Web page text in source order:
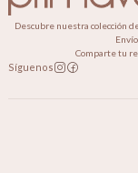
Descubre nuestra colección
Comparte tu
Síguenos